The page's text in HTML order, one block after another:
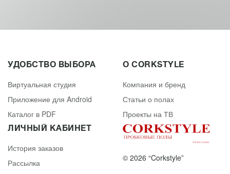
УДОБСТВО ВЫБОРА
Виртуальная студия
Приложение для Android
Каталог в PDF
О CORKSTYLE
Компания и бренд
Статьи о полах
Проекты на ТВ
ЛИЧНЫЙ КАБИНЕТ
История заказов
Рассылка
© 2026 “Corkstyle”